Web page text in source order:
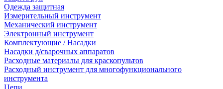
Одежда защитная
Измерительный инструмент
Механический инструмент
Электронный инструмент
Комплектующие / Насадки
Насадки д/сварочных аппаратов
Расходные материалы для краскопультов
Расходный инструмент для многофункционального
инструмента
Цепи